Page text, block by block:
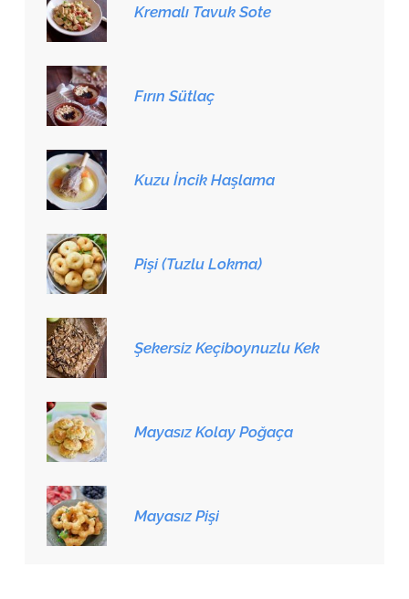
Kremalı Tavuk Sote
Fırın Sütlaç
Kuzu İncik Haşlama
Pişi (Tuzlu Lokma)
Şekersiz Keçiboynuzlu Kek
Mayasız Kolay Poğaça
Mayasız Pişi